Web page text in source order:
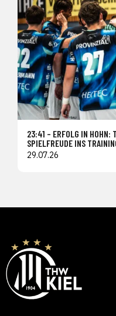
23:41 – ERFOLG IN HOHN:
SPIELFREUDE INS
29.07.26